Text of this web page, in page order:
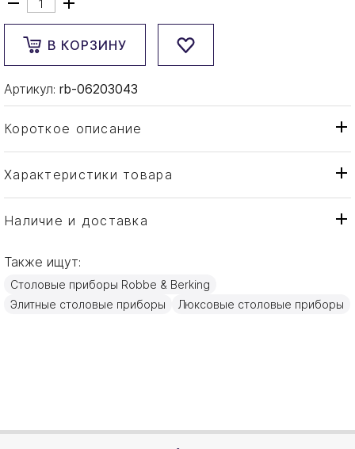
В КОРЗИНУ
Артикул: rb-06203043
Короткое описание
Характеристики товара
Тип товара
Вилка
Бренд
Страна производителя
Материал
Серебро
18,9см
Наличие и доставка
Также ищут:
Столовые приборы Robbe & Berking
Элитные столовые приборы
Люксовые столовые приборы